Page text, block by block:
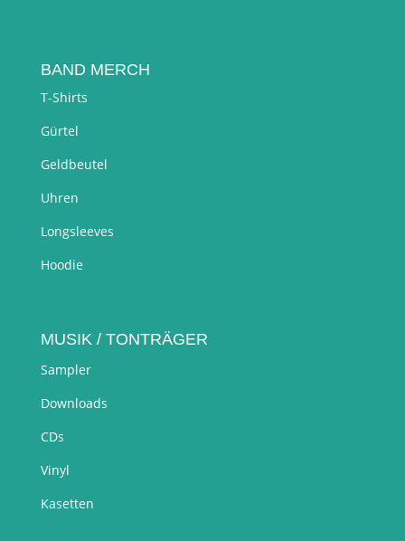
BAND MERCH
T-Shirts
Gürtel
Geldbeutel
Uhren
Longsleeves
Hoodie
MUSIK / TONTRÄGER
Sampler
Downloads
CDs
Vinyl
Kasetten